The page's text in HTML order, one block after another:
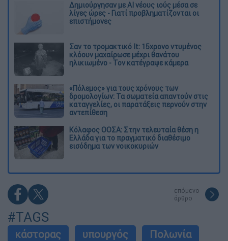
Δημιούργησαν με AI νέους ιούς μέσα σε
λίγες ώρες - Γιατί προβληματίζονται οι
επιστήμονες
Σαν το τρομακτικό It: 15χρονο ντυμένος
κλόουν μαχαίρωσε μέχρι θανάτου
ηλικιωμένο - Τον κατέγραψε κάμερα
«Πόλεμος» για τους χρόνους των
δρομολογίων: Τα σωματεία απαντούν στις
καταγγελίες, οι παρατάξεις περνούν στην
αντεπίθεση
Κόλαφος ΟΟΣΑ: Στην τελευταία θέση η
Ελλάδα για το πραγματικό διαθέσιμο
εισόδημα των νοικοκυριών
επόμενο
άρθρο
#TAGS
κάστορας υπουργός Πολωνία